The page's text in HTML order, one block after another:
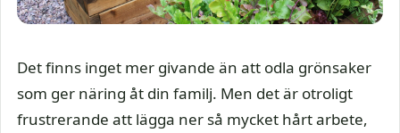
Det finns inget mer givande än att odla grönsaker
som ger näring åt din familj. Men det är otroligt
frustrerande att lägga ner så mycket hårt arbete,